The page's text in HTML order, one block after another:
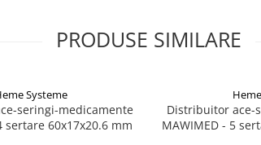
PRODUSE SIMILARE
Systeme
seringi-medicamente
sertare 60x17x20.6 mm
Distribuitor ace-
MAWIMED - 5